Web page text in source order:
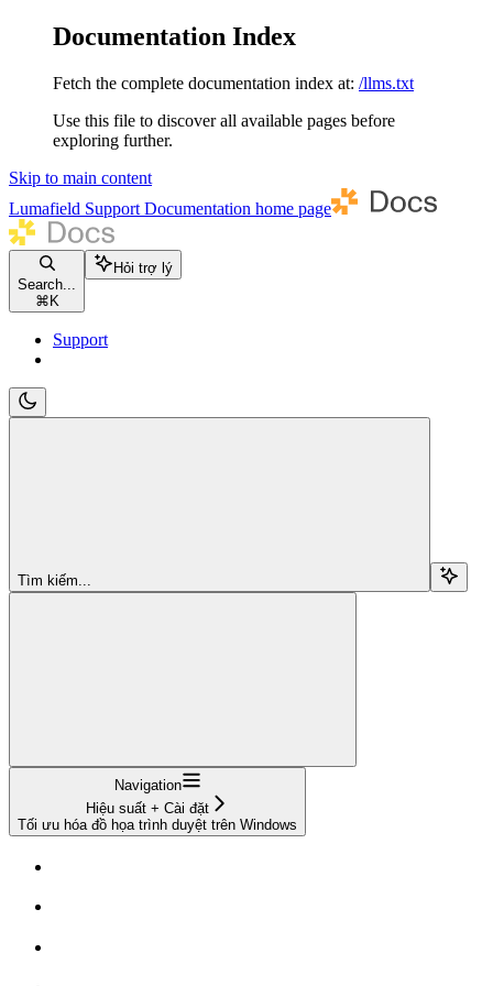
Documentation Index
Fetch the complete documentation index at: /llms.txt
Use this file to discover all available pages before
exploring further.
Skip to main content
Lumafield Support Documentation home page
Search...
⌘ K
Hỏi trợ lý
Support
Tìm kiếm...
Navigation
Hiệu suất + Cài đặt
Tối ưu hóa đồ họa trình duyệt trên Windows